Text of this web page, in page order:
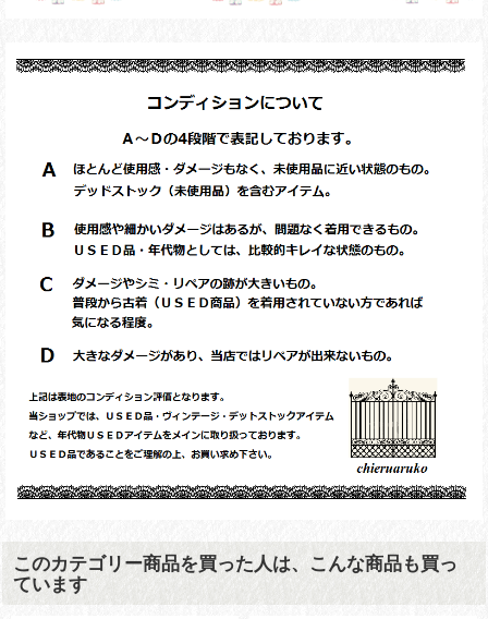
このカテゴリー商品を買った人は、こんな商品も買っ
ています